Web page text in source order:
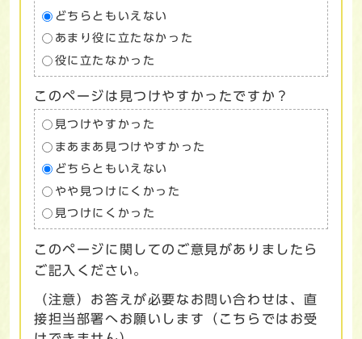
どちらともいえない
あまり役に立たなかった
役に立たなかった
このページは見つけやすかったですか？
見つけやすかった
まあまあ見つけやすかった
どちらともいえない
やや見つけにくかった
見つけにくかった
このページに関してのご意見がありましたら
ご記入ください。
（注意）お答えが必要なお問い合わせは、直
接担当部署へお願いします（こちらではお受